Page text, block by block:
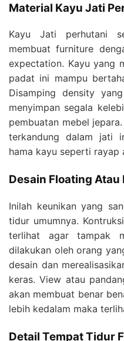
Material Kayu Jati
Kayu Jati perhutani
membuat furniture
expectation. Kayu yang
padat ini mampu
Disamping density
menyimpan segala
pembuatan mebel
terkandung dalam jati
hama kayu seperti rayap
Desain Floating Atau
Inilah keunikan yang
tidur umumnya.
terlihat agar tampak
dilakukan oleh orang
desain dan
keras. View atau
akan membuat benar
lebih kedalam maka
Detail Tempat Tidur